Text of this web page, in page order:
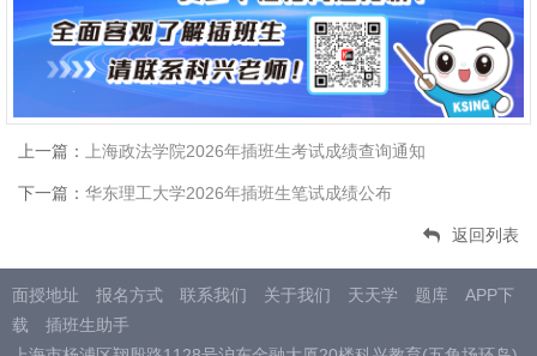
上一篇： 上海政法学院2026年插班生考试成绩查询通知
下一篇： 华东理工大学2026年插班生笔试成绩公布
返回列表
面授地址 报名方式 联系我们 关于我们 天天学 题库
APP下
载
插班生助手